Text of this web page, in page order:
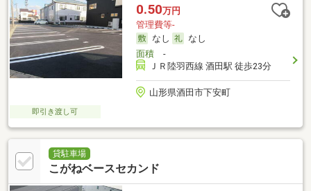
0.50万円
管理費等-
なし
なし
面積-
ＪＲ陸羽西線 酒田駅 徒歩23分
山形県酒田市下安町
即引き渡し可
貸駐車場
こがねベースセカンド